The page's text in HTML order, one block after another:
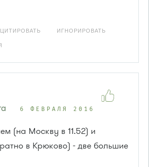
ЦИТИРОВАТЬ ИГНОРИРОВАТЬ
6 ФЕВРАЛЯ 2016
(на Москву в 11.52) и
в Крюково) - две большие